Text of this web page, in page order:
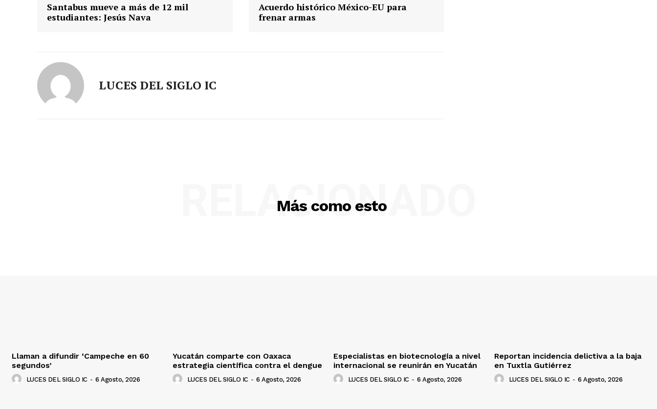
Santabus mueve a más de 12 mil
estudiantes: Jesús Nava
Acuerdo histórico México-EU para
frenar armas
LUCES DEL SIGLO IC
Más como esto
RELACIONADO
Llaman a difundir ‘Campeche en 60
segundos’
LUCES DEL SIGLO IC - 6 Agosto, 2026
Yucatán comparte con Oaxaca
estrategia científica contra el dengue
LUCES DEL SIGLO IC - 6 Agosto, 2026
Especialistas en biotecnología a nivel
internacional se reunirán en Yucatán
LUCES DEL SIGLO IC - 6 Agosto, 2026
Reportan incidencia delictiva a la baja
en Tuxtla Gutiérrez
LUCES DEL SIGLO IC - 6 Agosto, 2026